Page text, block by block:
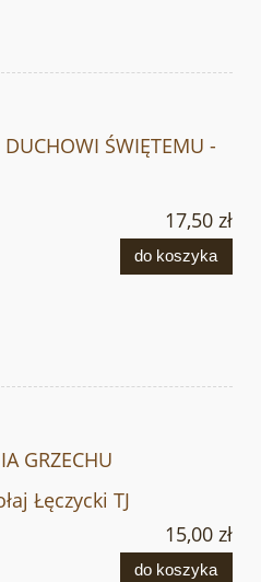
DUCHOWI ŚWIĘTEMU -
17,50 zł
do koszyka
GRZECHU
Łęczycki TJ
15,00 zł
do koszyka